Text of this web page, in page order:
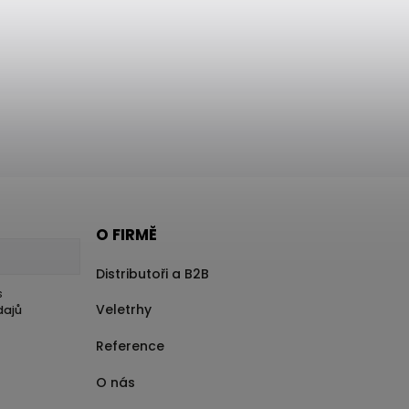
O FIRMĚ
Distributoři a B2B
Veletrhy
Reference
O nás